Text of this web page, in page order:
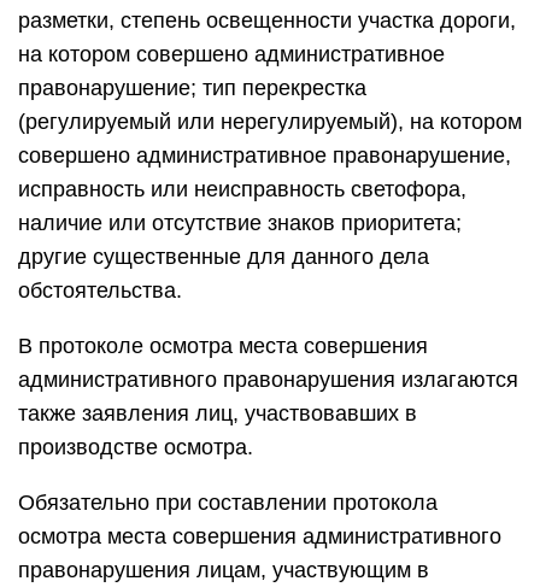
разметки, степень освещенности участка дороги,
на котором совершено административное
правонарушение; тип перекрестка
(регулируемый или нерегулируемый), на котором
совершено административное правонарушение,
исправность или неисправность светофора,
наличие или отсутствие знаков приоритета;
другие существенные для данного дела
обстоятельства.
В протоколе осмотра места совершения
административного правонарушения излагаются
также заявления лиц, участвовавших в
производстве осмотра.
Обязательно при составлении протокола
осмотра места совершения административного
правонарушения лицам, участвующим в